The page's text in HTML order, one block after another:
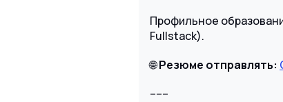
Профильное
Fullstack).
🌐Резюме отправлять:
–––